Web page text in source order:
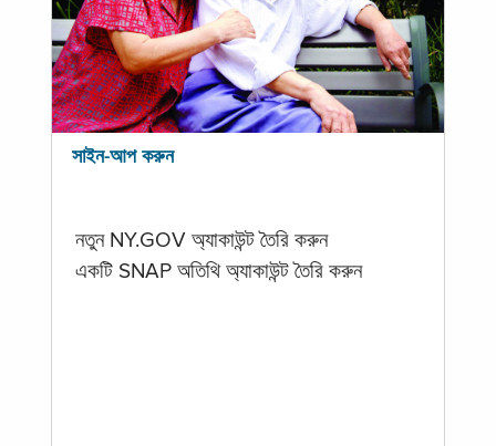
সাইন-আপ করুন
নতুন NY.GOV অ্যাকাউন্ট তৈরি করুন
একটি SNAP অতিথি অ্যাকাউন্ট তৈরি করুন